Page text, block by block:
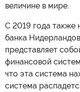
величине в мире.
С 2019 года также
банка
представляет
финансовой
что эта система
система